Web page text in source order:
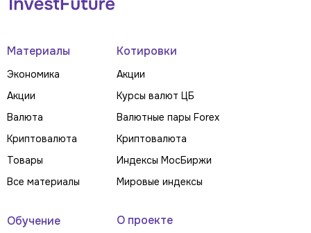
Материалы
Экономика
Акции
Валюта
Криптовалюта
Товары
Все материалы
Котировки
Акции
Курсы валют ЦБ
Валютные пары Forex
Криптовалюта
Индексы МосБиржи
Мировые индексы
Обучение О проекте